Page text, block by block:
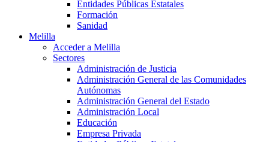
Entidades Públicas Estatales
Formación
Sanidad
Melilla
Acceder a Melilla
Sectores
Administración de Justicia
Administración General de las Comunidades
Autónomas
Administración General del Estado
Administración Local
Educación
Empresa Privada